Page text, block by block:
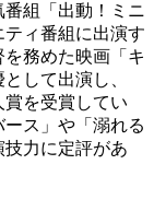
組「出動！ミニ
ィ番組に出演す
務めた映画「キ
して出演し、
賞を受賞してい
ス」や「溺れる
力に定評があ